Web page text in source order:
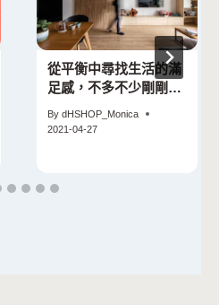
從平衡中尋找生活的滿
足感，不多不少剛剛好
lagom空間規劃
By dHSHOP_Monica
2021-04-27